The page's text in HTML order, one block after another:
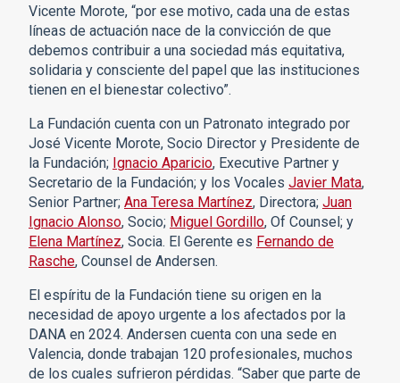
Vicente Morote, “por ese motivo, cada una de estas
líneas de actuación nace de la convicción de que
debemos contribuir a una sociedad más equitativa,
solidaria y consciente del papel que las instituciones
tienen en el bienestar colectivo”.
La Fundación cuenta con un Patronato integrado por
José Vicente Morote, Socio Director y Presidente de
la Fundación; Ignacio Aparicio, Executive Partner y
Secretario de la Fundación; y los Vocales Javier Mata,
Senior Partner; Ana Teresa Martínez, Directora; Juan
Ignacio Alonso, Socio; Miguel Gordillo, Of Counsel; y
Elena Martínez, Socia. El Gerente es Fernando de
Rasche, Counsel de Andersen.
El espíritu de la Fundación tiene su origen en la
necesidad de apoyo urgente a los afectados por la
DANA en 2024. Andersen cuenta con una sede en
Valencia, donde trabajan 120 profesionales, muchos
de los cuales sufrieron pérdidas. “Saber que parte de